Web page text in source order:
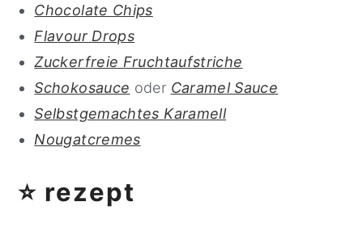
Chocolate Chips
Flavour Drops
Zuckerfreie Fruchtaufstriche
Schokosauce oder Caramel Sauce
Selbstgemachtes Karamell
Nougatcremes
⭐ rezept